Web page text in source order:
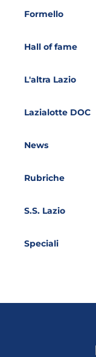
Formello
Hall of fame
L'altra Lazio
Lazialotte DOC
News
Rubriche
S.S. Lazio
Speciali